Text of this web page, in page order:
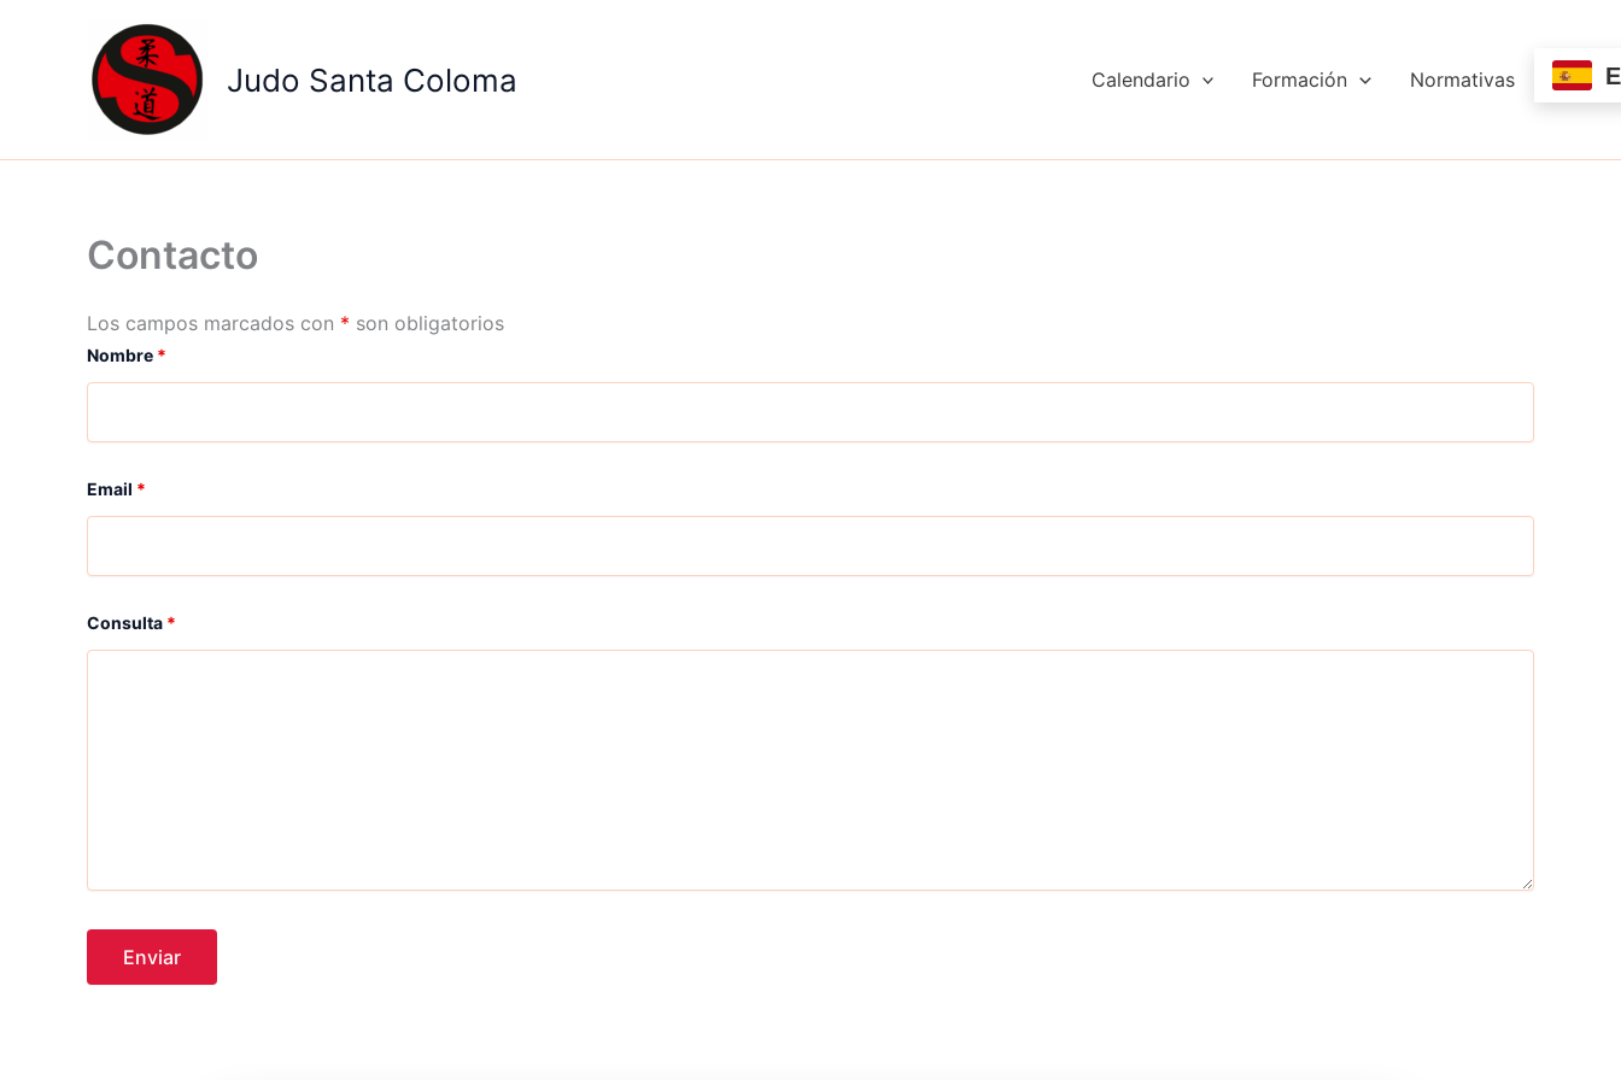
Judo Santa Coloma Calendario Formación Normativas
Contacto
Los campos marcados con * son obligatorios
Nombre *
Email *
Consulta *